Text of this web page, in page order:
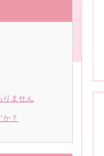
りません
？